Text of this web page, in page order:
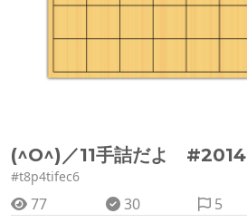
(^O^)／11手詰だよ #2014
#t8p4tifec6
77 30 5